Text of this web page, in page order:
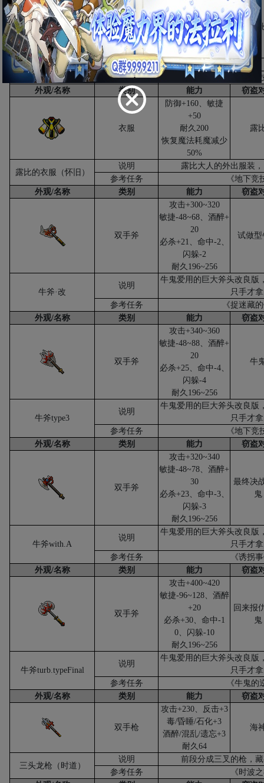
衣服
+160
+100
耐久200
恢复魔法耗魔减少
50%
露
露比的衣服（时道）
说明
露比大人的外出服装
参考任务
《地下竞
外观/名称 类别 能力 窃盗
衣服
防御+160、敏捷
+50
耐久200
恢复魔法耗魔减少
50%
露
露比的衣服（怀旧）
说明
露比大人的外出服装
参考任务
《地下竞
外观/名称 类别 能力 窃盗
双手斧
攻击+300~320
敏捷-48~68、酒醉+
20
必杀+21 、命中-2、
闪躲-2
耐久 196~256
试做型
牛斧·改
说明
牛鬼爱用的巨大斧头改良版
只手才
参考任务
《捉迷藏
外观/名称 类别 能力 窃盗
双手斧
攻击+340~360
敏捷-48~88、酒醉+
20
必杀+25、命中-4、
闪躲-4
耐久 196~256
牛
牛斧type3
说明
牛鬼爱用的巨大斧头改良版
只手才
参考任务
《地下竞
外观/名称 类别 能力 窃盗
双手斧
攻击+320~340
敏捷-48~78、酒醉+
30
必杀+23、命中-3、
闪躲-3
耐久 196~256
最终决
鬼
牛斧with.A
说明
牛鬼爱用的巨大斧头改良版
只手才
参考任务
《诱拐
外观/名称 类别 能力 窃盗
双手斧
攻击+400~420
敏捷-96~128、酒醉
+20
必杀+30、命中-1
0、闪躲-10
耐久 196~256
回来报
鬼
牛斧turb.typeFinal
说明
牛鬼爱用的巨大斧头改良版
只手才
参考任务
《牛鬼的
外观/名称 类别 能力 窃盗
双手枪
攻击+230、反击+3
毒/昏睡/石化+3
酒醉/混乱/遗忘+3
耐久64
海
三头龙枪（时道）
说明
前段分成三叉的枪，
参考任务
《时波